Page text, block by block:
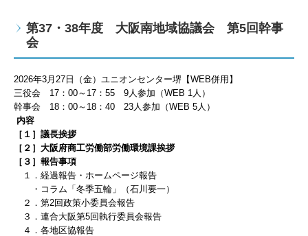
第37・38年度 大阪南地域協議会 第5回幹事
会
2026年3 月27日（金）ユニオンセンター堺【WEB併用】
三役会 17 ：00～ 17 ：55 9 人 参加（WEB 1 人）
幹事会 18 ：00～ 18 ：40 23 人 参加（WEB 5 人）
内容
［１］議長挨拶
［２］大阪府商工労働部労働環境課挨拶
［３］報告事項
１．経過報告・ホームページ報告
・コラム「冬季五輪」（石川要一）
２．第2回政策小委員会報告
３．連合大阪第5回執行委員会報告
４．各地区協報告